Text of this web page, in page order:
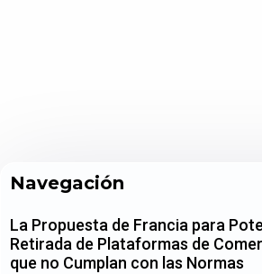
Navegación
La Propuesta de Francia para
Retirada de Plataformas de
que no Cumplan con las Normas